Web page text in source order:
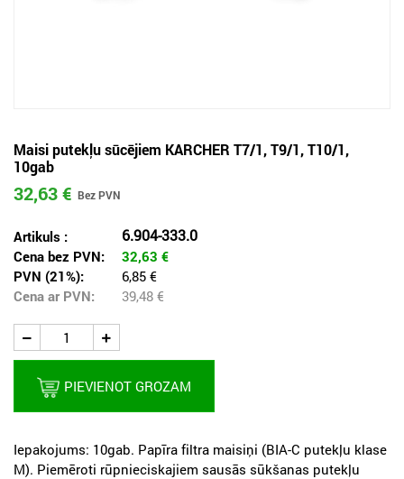
Maisi putekļu sūcējiem KARCHER T7/1, T9/1, T10/1,
10gab
32,63 €
Artikuls : 6.904-333.0
Cena bez PVN: 32,63 €
PVN (21%):
6,85 €
Cena ar PVN:
39,48 €
PIEVIENOT GROZAM
Iepakojums: 10gab. Papīra filtra maisiņi (BIA-C putekļu klase
M). Piemēroti rūpnieciskajiem sausās sūkšanas putekļu